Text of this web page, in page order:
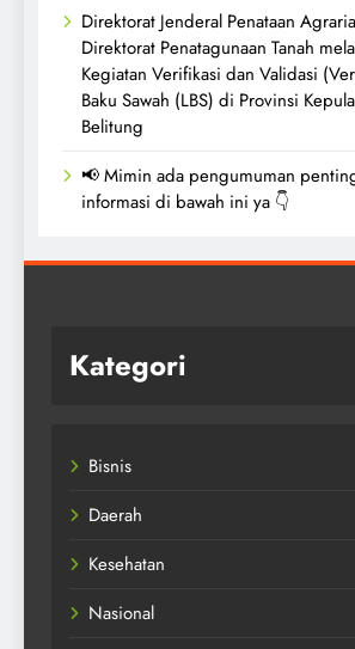
Direktorat Jenderal Penataan
Direktorat Penatagunaan Tanah
Kegiatan Verifikasi dan Validasi
Baku Sawah (LBS) di Provinsi
Belitung
📢 Mimin ada pengumuman
informasi di bawah ini ya 👇
Kategori
Bisnis
Daerah
Kesehatan
Nasional